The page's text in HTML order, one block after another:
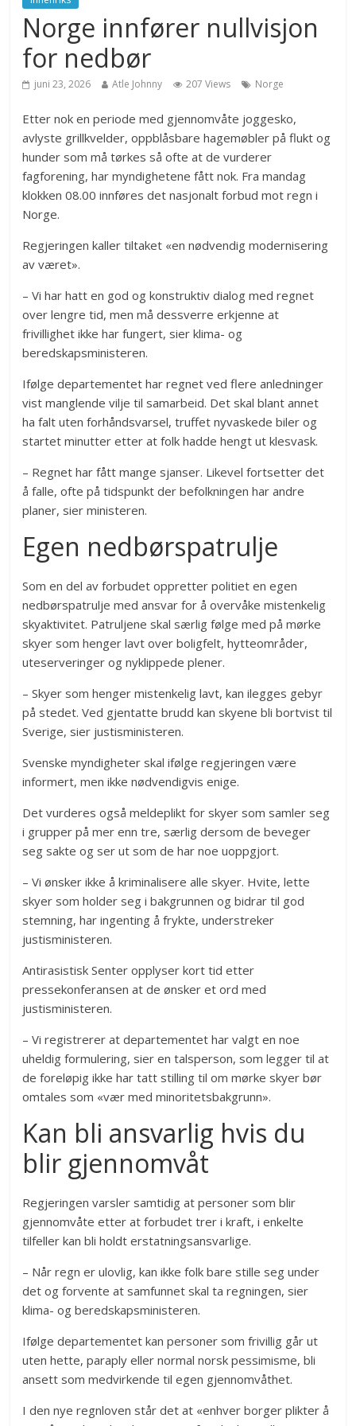
Norge innfører nullvisjon
for nedbør
juni 23, 2026 Atle Johnny 207 Views Norge
Etter nok en periode med gjennomvåte joggesko,
avlyste grillkvelder, oppblåsbare hagemøbler på flukt og
hunder som må tørkes så ofte at de vurderer
fagforening, har myndighetene fått nok. Fra mandag
klokken 08.00 innføres det nasjonalt forbud mot regn i
Norge.
Regjeringen kaller tiltaket «en nødvendig modernisering
av været».
– Vi har hatt en god og konstruktiv dialog med regnet
over lengre tid, men må dessverre erkjenne at
frivillighet ikke har fungert, sier klima- og
beredskapsministeren.
Ifølge departementet har regnet ved flere anledninger
vist manglende vilje til samarbeid. Det skal blant annet
ha falt uten forhåndsvarsel, truffet nyvaskede biler og
startet minutter etter at folk hadde hengt ut klesvask.
– Regnet har fått mange sjanser. Likevel fortsetter det
å falle, ofte på tidspunkt der befolkningen har andre
planer, sier ministeren.
Egen nedbørspatrulje
Som en del av forbudet oppretter politiet en egen
nedbørspatrulje med ansvar for å overvåke mistenkelig
skyaktivitet. Patruljene skal særlig følge med på mørke
skyer som henger lavt over boligfelt, hytteområder,
uteserveringer og nyklippede plener.
– Skyer som henger mistenkelig lavt, kan ilegges gebyr
på stedet. Ved gjentatte brudd kan skyene bli bortvist til
Sverige, sier justisministeren.
Svenske myndigheter skal ifølge regjeringen være
informert, men ikke nødvendigvis enige.
Det vurderes også meldeplikt for skyer som samler seg
i grupper på mer enn tre, særlig dersom de beveger
seg sakte og ser ut som de har noe uoppgjort.
– Vi ønsker ikke å kriminalisere alle skyer. Hvite, lette
skyer som holder seg i bakgrunnen og bidrar til god
stemning, har ingenting å frykte, understreker
justisministeren.
Antirasistisk Senter opplyser kort tid etter
pressekonferansen at de ønsker et ord med
justisministeren.
– Vi registrerer at departementet har valgt en noe
uheldig formulering, sier en talsperson, som legger til at
de foreløpig ikke har tatt stilling til om mørke skyer bør
omtales som «vær med minoritetsbakgrunn».
Kan bli ansvarlig hvis du
blir gjennomvåt
Regjeringen varsler samtidig at personer som blir
gjennomvåte etter at forbudet trer i kraft, i enkelte
tilfeller kan bli holdt erstatningsansvarlige.
– Når regn er ulovlig, kan ikke folk bare stille seg under
det og forvente at samfunnet skal ta regningen, sier
klima- og beredskapsministeren.
Ifølge departementet kan personer som frivillig går ut
uten hette, paraply eller normal norsk pessimisme, bli
ansett som medvirkende til egen gjennomvåthet.
I den nye regnloven står det at «enhver borger plikter å